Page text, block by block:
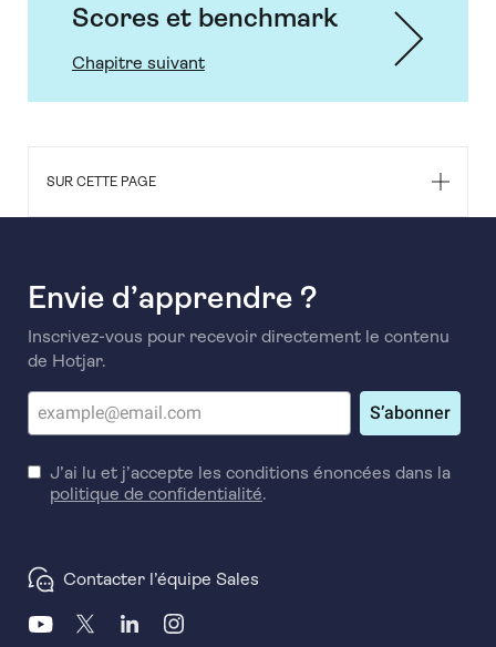
Scores et benchmark
Chapitre suivant
SUR CETTE PAGE
Envie d’apprendre ?
Inscrivez-vous pour recevoir directement le contenu
de Hotjar.
S’abonner
J’ai lu et j’accepte les conditions énoncées dans la
politique de confidentialité.
Contacter l’équipe Sales